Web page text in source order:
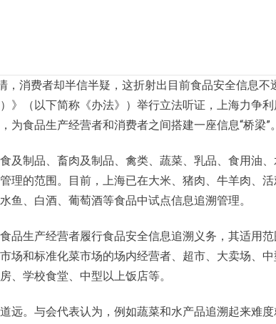
，消费者却半信半疑，这折射出目前食品安全信息不
》（以下简称《办法》）举行立法听证，上海力争
食品生产经营者和消费者之间搭建一座信息“桥梁”。
制品、畜肉及制品、禽类、蔬菜、乳品、食用油、
管理的范围。目前，上海已在大米、猪肉、牛羊肉、活
、白酒、葡萄酒等食品中试点信息追溯管理。
品生产经营者履行食品安全信息追溯义务，其适用范
场和标准化菜市场的场内经营者、超市、大卖场、中
、学校食堂、中型以上饭店等。
远。与会代表认为，例如蔬菜和水产品追溯起来难度